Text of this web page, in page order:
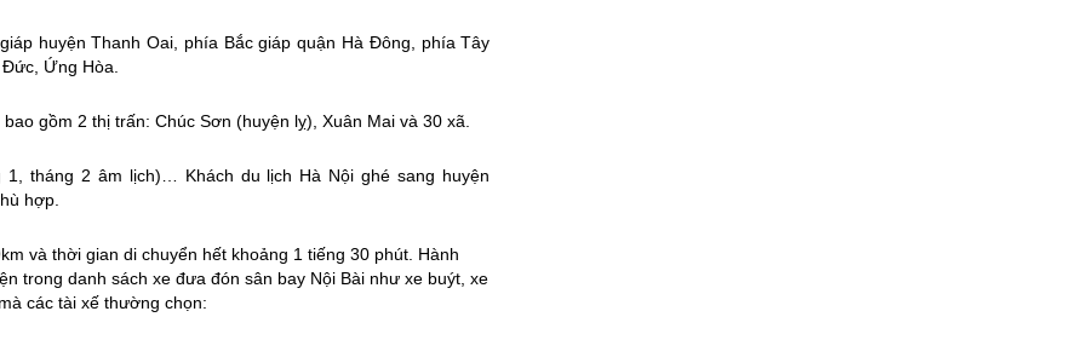
huyện Thanh Oai, phía Bắc giáp quận Hà Đông, phía Tây
Ứng Hòa.
gồm 2 thị trấn: Chúc Sơn (huyện lỵ), Xuân Mai và 30 xã.
tháng 2 âm lịch)… Khách du lịch Hà Nội ghé sang huyện
hợp.
và thời gian di chuyển hết khoảng 1 tiếng 30 phút. Hành
trong danh sách xe đưa đón sân bay Nội Bài như xe buýt, xe
các tài xế thường chọn: